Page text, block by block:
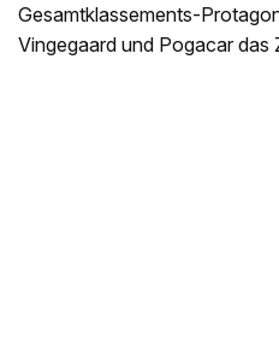
Gesamtklassements-
Vingegaard und Pogacar das